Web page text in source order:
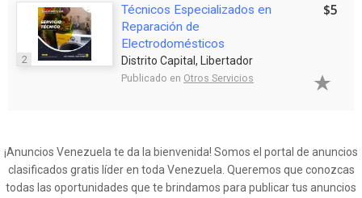
2
Técnicos Especializados en
Reparación de
Electrodomésticos
Distrito Capital, Libertador
Publicado en Otros Servicios
$5
¡Anuncios Venezuela te da la bienvenida! Somos el portal de anuncios
clasificados gratis líder en toda Venezuela. Queremos que conozcas
todas las oportunidades que te brindamos para publicar tus anuncios